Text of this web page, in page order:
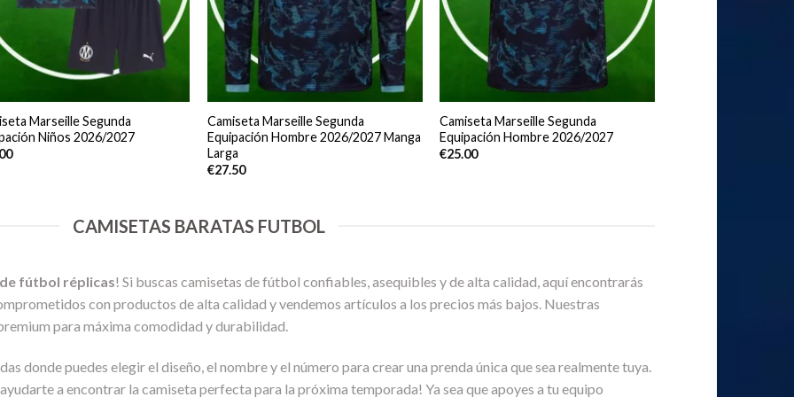
Marseille Segunda
Niños 2026/2027
Camiseta Marseille Segunda
Equipación Hombre 2026/2027 Manga
Larga
€27.50
Camiseta Marseille Segunda
Equipación Hombre 2026/2027
€25.00
CAMISETAS BARATAS FUTBOL
fútbol réplicas! Si buscas camisetas de fútbol confiables, asequibles y de alta calidad, aquí encontrarás
con productos de alta calidad y vendemos artículos a los precios más bajos. Nuestras
para máxima comodidad y durabilidad.
donde puedes elegir el diseño, el nombre y el número para crear una prenda única que sea realmente tuya.
a encontrar la camiseta perfecta para la próxima temporada! Ya sea que apoyes a tu equipo